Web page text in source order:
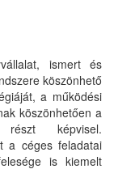
ismert és
köszönhető
a működési
köszönhetően a
képvisel.
a céges feladatai
is kiemelt